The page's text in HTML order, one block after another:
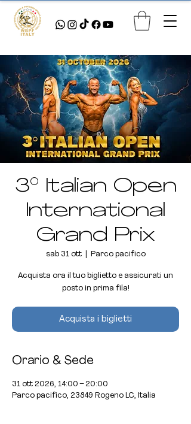
3° Italian Open
International
Grand Prix
sab 31 ott
  |
Parco pacifico
Acquista ora il tuo biglietto e assicurati un
posto in prima fila!
Acquista i biglietti
Orario & Sede
31 ott 2026, 14:00 – 20:00
Parco pacifico, 23849 Rogeno LC, Italia